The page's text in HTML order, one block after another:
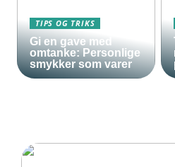
TIPS OG TRIKS
Gi en gave med
omtanke: Personlige
smykker som varer